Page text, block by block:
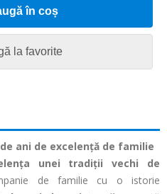
în coș
la favorite
ani de excelență de familie
unei tradiții vechi de
de familie cu o istorie